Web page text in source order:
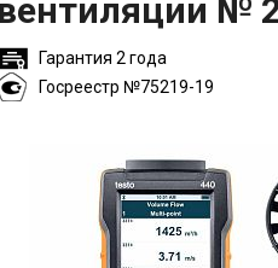
вентиляции №
Гарантия 2 года
Госреестр №75219-19